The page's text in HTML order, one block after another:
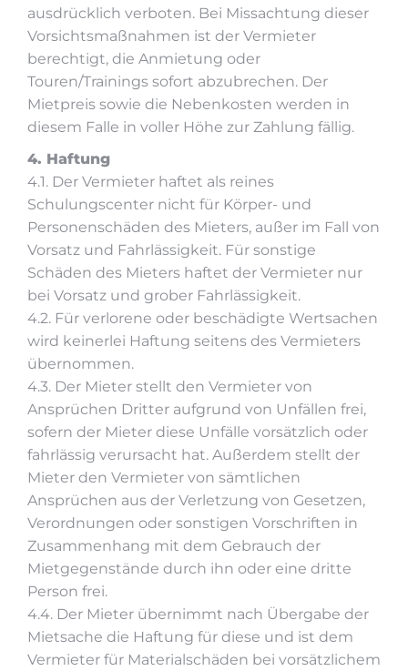
ausdrücklich verboten. Bei Missachtung dieser
Vorsichtsmaßnahmen ist der Vermieter
berechtigt, die Anmietung oder
Touren/Trainings sofort abzubrechen. Der
Mietpreis sowie die Nebenkosten werden in
diesem Falle in voller Höhe zur Zahlung fällig.
4. Haftung
4.1. Der Vermieter haftet als reines
Schulungscenter nicht für Körper- und
Personenschäden des Mieters, außer im Fall von
Vorsatz und Fahrlässigkeit. Für sonstige
Schäden des Mieters haftet der Vermieter nur
bei Vorsatz und grober Fahrlässigkeit.
4.2. Für verlorene oder beschädigte Wertsachen
wird keinerlei Haftung seitens des Vermieters
übernommen.
4.3. Der Mieter stellt den Vermieter von
Ansprüchen Dritter aufgrund von Unfällen frei,
sofern der Mieter diese Unfälle vorsätzlich oder
fahrlässig verursacht hat. Außerdem stellt der
Mieter den Vermieter von sämtlichen
Ansprüchen aus der Verletzung von Gesetzen,
Verordnungen oder sonstigen Vorschriften in
Zusammenhang mit dem Gebrauch der
Mietgegenstände durch ihn oder eine dritte
Person frei.
4.4. Der Mieter übernimmt nach Übergabe der
Mietsache die Haftung für diese und ist dem
Vermieter für Materialschäden bei vorsätzlichem